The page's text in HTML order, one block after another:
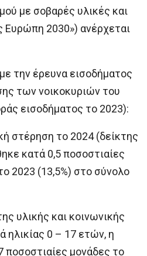
με σοβαρές υλικές και
Ευρώπη 2030») ανέρχεται
την έρευνα εισοδήματος
των νοικοκυριών του
εισοδήματος το 2023):
στέρηση το 2024 (δείκτης
κατά 0,5 ποσοστιαίες
2023 (13,5%) στο σύνολο
υλικής και κοινωνικής
ηλικίας 0 – 17 ετών, η
ποσοστιαίες μονάδες το